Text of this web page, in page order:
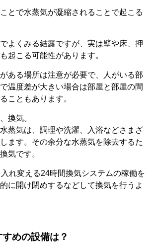
とで水蒸気が凝縮されることで起こる
よくみる結露ですが、実は壁や床、押
起こる可能性があります。
ある場所は注意が必要で、人がいる部
温度差が大きい場合は部屋と部屋の間
こともあります。
換気。
蒸気は、調理や洗濯、入浴などさまざ
ます。その余分な水蒸気を除去するた
気です。
れ変える24時間換気システムの稼働を
に開け閉めするなどして換気を行うよ
めの設備は？